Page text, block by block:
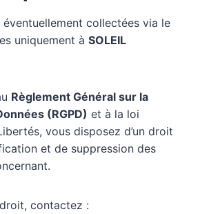
collectées via le
uniquement à SOLEIL
Règlement Général sur la
(RGPD) et à la loi
vous disposez d’un droit
et de suppression des
contactez :